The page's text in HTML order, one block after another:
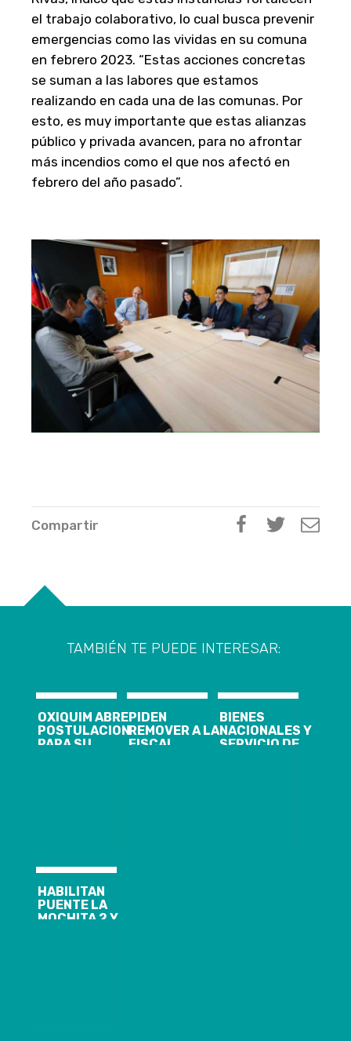
el trabajo colaborativo, lo cual busca prevenir
emergencias como las vividas en su comuna
en febrero 2023. “Estas acciones concretas
se suman a las labores que estamos
realizando en cada una de las comunas. Por
esto, es muy importante que estas alianzas
público y privada avancen, para no afrontar
más incendios como el que nos afectó en
febrero del año pasado”.
Compartir
TAMBIÉN TE PUEDE INTERESAR:
OXIQUIM ABRE
POSTULACIONES
PARA SU
PIDEN
REMOVER A LA
FISCAL
BIENES
NACIONALES Y
SERVICIO DE
HABILITAN
PUENTE LA
MOCHITA 2 Y